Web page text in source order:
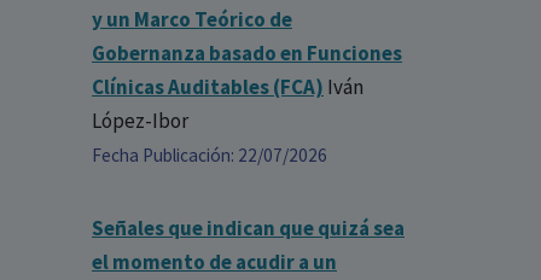
y un Marco Teórico de
Gobernanza basado en Funciones
Clínicas Auditables (FCA) Iván
López-Ibor
Fecha Publicación: 22/07/2026
Señales que indican que quizá sea
el momento de acudir a un